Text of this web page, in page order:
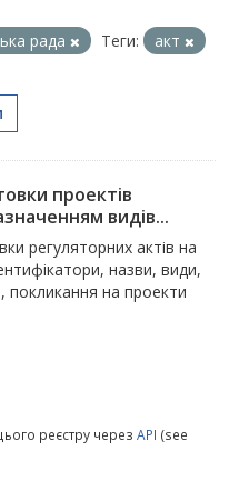
рада Теги:
акт
проектів
видів...
регуляторних актів на
назви, види,
покликання на проекти
реєстру через API (see